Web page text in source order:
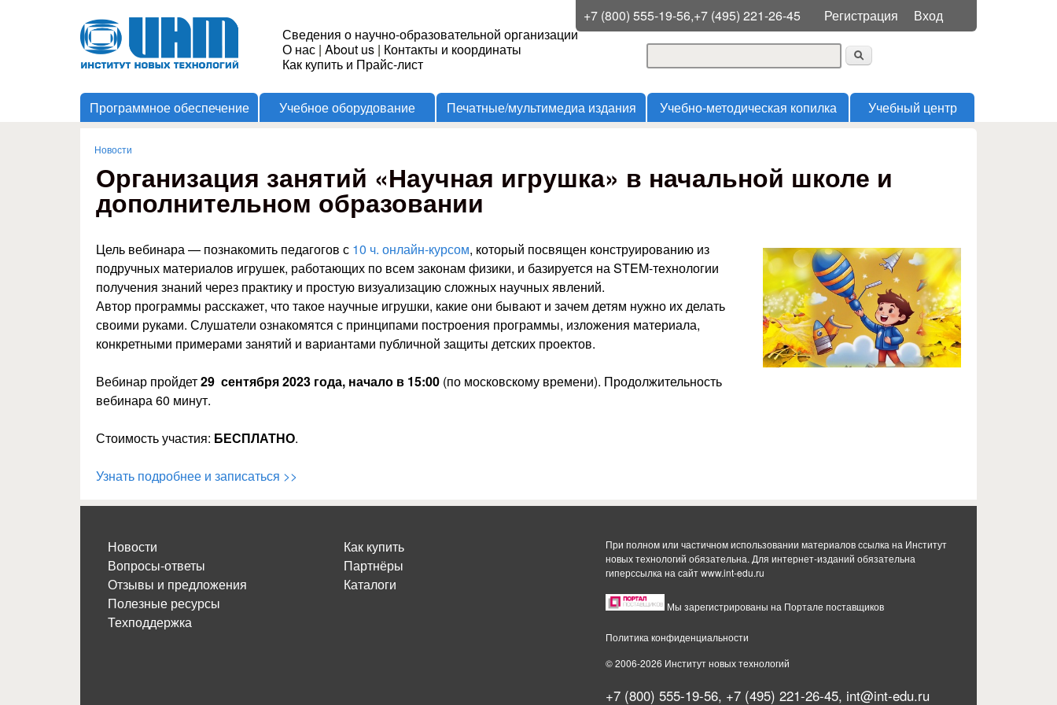
Перейти к основному
содержанию
Меню пользователя
Регистрация Вход
+7 (800) 555-19-56,+7 (495) 221-26-45
Институт
Новых
Технологий
Сведения о научно-образовательной организации
О нас | About us | Контакты и координаты
Как купить и Прайс-лист
Форма поиска
Программное обеспечение Учебное оборудование Печатные/мультимедиа издания Учебно-методическая копилка Учебный центр
Вы здесь
Новости
Организация занятий «Научная игрушка» в начальной школе и
дополнительном образовании
Цель вебинара — познакомить педагогов с 10 ч. онлайн-курсом, который посвящен конструированию из
подручных материалов игрушек, работающих по всем законам физики, и базируется на STEM-технологии
получения знаний через практику и простую визуализацию сложных научных явлений.
Автор программы расскажет, что такое научные игрушки, какие они бывают и зачем детям нужно их делать
своими руками. Слушатели ознакомятся с принципами построения программы, изложения материала,
конкретными примерами занятий и вариантами публичной защиты детских проектов.
Вебинар пройдет29 сентября 2023 года, начало в 15:00 (по московскому времени). Продолжительность
вебинара 60 минут.
Стоимость участия: БЕСПЛАТНО.
Узнать подробнее и записаться >>
Новости
Вопросы-ответы
Отзывы и предложения
Полезные ресурсы
Техподдержка
Как купить
Партнёры
Каталоги
При полном или частичном использовании материалов ссылка на Институт
новых технологий обязательна. Для интернет-изданий обязательна
гиперссылка на сайтwww.int-edu.ru
Мы зарегистрированы на Портале поставщиков
Политика конфиденциальности
© 2006-2026 Институт новых технологий
+7 (800) 555-19-56, +7 (495) 221-26-45, int@int-edu.ru